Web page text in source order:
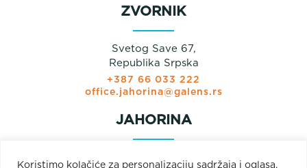
Koristimo kolačiće za personalizaciju sadržaja i oglasa,
ZVORNIK
Svetog Save 67,
Republika Srpska
+387 66 033 222
office.jahorina@galens.rs
JAHORINA